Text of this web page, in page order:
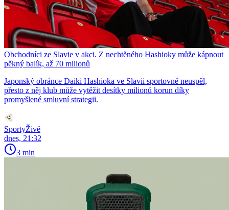
Obchodníci ze Slavie v akci. Z nechtěného Hashioky může kápnout
pěkný balík, až 70 milionů
Japonský obránce Daiki Hashioka ve Slavii sportovně neuspěl,
přesto z něj klub může vytěžit desítky milionů korun díky
promyšlené smluvní strategii.
SportyŽivě
dnes, 21:32
3 min